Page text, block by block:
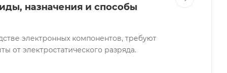
назначения и способы
электронных компонентов, требуют
от электростатического разряда.